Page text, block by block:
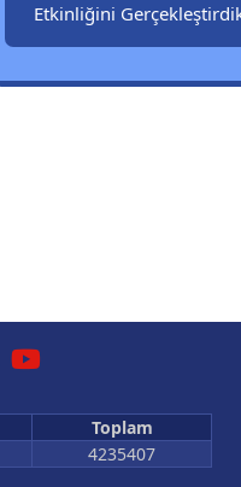
Etkinliğini
Toplam
4235407